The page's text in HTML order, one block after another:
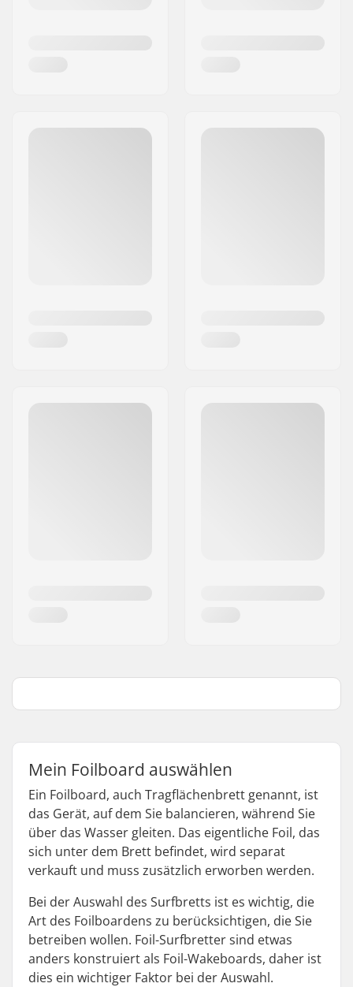
Mein Foilboard auswählen
Ein Foilboard, auch Tragflächenbrett genannt, ist
das Gerät, auf dem Sie balancieren, während Sie
über das Wasser gleiten. Das eigentliche Foil, das
sich unter dem Brett befindet, wird separat
verkauft und muss zusätzlich erworben werden.
Bei der Auswahl des Surfbretts ist es wichtig, die
Art des Foilboardens zu berücksichtigen, die Sie
betreiben wollen. Foil-Surfbretter sind etwas
anders konstruiert als Foil-Wakeboards, daher ist
dies ein wichtiger Faktor bei der Auswahl.